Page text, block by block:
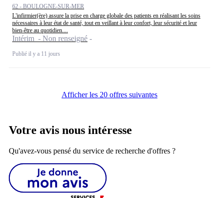
62 - BOULOGNE-SUR-MER
L'infirmier(ère) assure la prise en charge globale des patients en réalisant les soins
nécessaires à leur état de santé, tout en veillant à leur confort, leur sécurité et leur
bien-être au quotidien....
Intérim - Non renseigné
Publié il y a 11 jours
Afficher les 20 offres suivantes
Votre avis nous intéresse
Qu'avez-vous pensé du service de recherche d'offres ?